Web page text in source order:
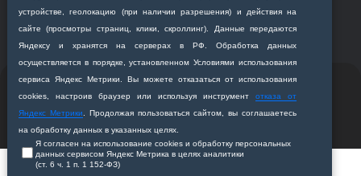
устройстве, геолокацию (при наличии разрешения) и действия на
сайте (просмотры страниц, клики, скроллинг). Данные передаются
Яндексу и хранятся на серверах в РФ. Обработка данных
осуществляется в порядке, установленном Условиями использования
сервиса Яндекс Метрики. Вы можете отказаться от использования
cookies, настроив браузер или используя инструментотказа от
Яндекс Метрики . Продолжая пользоваться сайтом, вы соглашаетесь
на обработку данных в указанных целях.
Я согласен на использование cookies и обработку персональных
данных сервисом Яндекс Метрика в целях аналитики
(ст. 6 ч. 1 п. 1 152‑ФЗ)
организации
медицинская академия
Разработано студией